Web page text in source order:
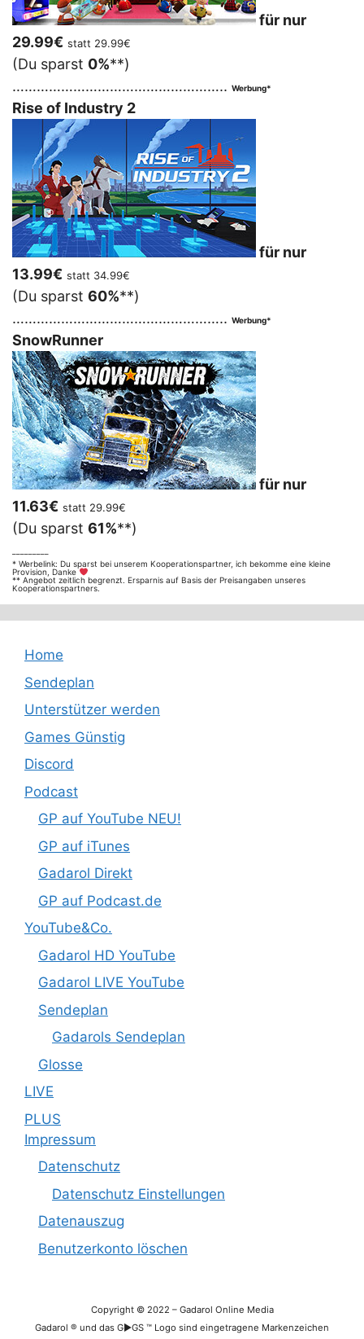
für nur
29.99€ statt 29.99€
(Du sparst 0%**)
…………………………………………….. Werbung*
Rise of Industry 2
für nur
13.99€ statt 34.99€
(Du sparst 60%**)
…………………………………………….. Werbung*
SnowRunner
für nur
11.63€ statt 29.99€
(Du sparst 61%**)
* Werbelink: Du sparst bei unserem Kooperationspartner, ich bekomme eine kleine
Provision, Danke
** Angebot zeitlich begrenzt. Ersparnis auf Basis der Preisangaben unseres
Kooperationspartners.
Home
Sendeplan
Unterstützer werden
Games Günstig
Discord
Podcast
GP auf YouTube NEU!
GP auf iTunes
Gadarol Direkt
GP auf Podcast.de
YouTube&Co.
Gadarol HD YouTube
Gadarol LIVE YouTube
Sendeplan
Gadarols Sendeplan
Glosse
LIVE
PLUS
Impressum
Datenschutz
Datenschutz Einstellungen
Datenauszug
Benutzerkonto löschen
Copyright ©2022 – Gadarol Online Media
Gadarol ® und das G►GS ™ Logo sind eingetragene Markenzeichen